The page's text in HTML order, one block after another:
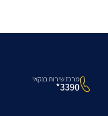
מרכז שירות בנקאי
3390*